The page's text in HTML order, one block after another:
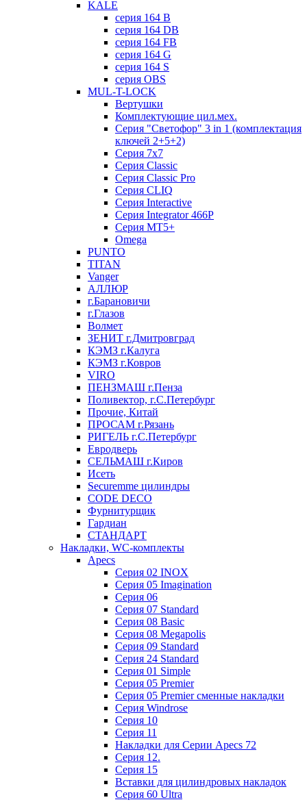
KALE
серия 164 B
серия 164 DB
серия 164 FB
серия 164 G
серия 164 S
серия OBS
MUL-T-LOCK
Вертушки
Комплектующие цил.мех.
Серия "Светофор" 3 in 1 (комплектация
ключей 2+5+2)
Серия 7х7
Серия Classic
Серия Classic Pro
Серия CLIQ
Серия Interactive
Серия Integrator 466P
Серия MT5+
Omega
PUNTO
TITAN
Vanger
АЛЛЮР
г.Барановичи
г.Глазов
Волмет
ЗЕНИТ г.Дмитровград
КЭМЗ г.Калуга
КЭМЗ г.Ковров
VIRO
ПЕНЗМАШ г.Пенза
Поливектор, г.С.Петербург
Прочие, Китай
ПРОСАМ г.Рязань
РИГЕЛЬ г.С.Петербург
Евродверь
СЕЛЬМАШ г.Киров
Исеть
Securemme цилиндры
CODE DECO
Фурнитурщик
Гардиан
СТАНДАРТ
Накладки, WC-комплекты
Apecs
Cерия 02 INOX
Cерия 05 Imagination
Cерия 06
Cерия 07 Standard
Cерия 08 Basic
Cерия 08 Megapolis
Cерия 09 Standard
Cерия 24 Standard
Серия 01 Simple
Серия 05 Premier
Серия 05 Premier сменные накладки
Cерия Windrose
Серия 10
Серия 11
Накладки для Серии Apecs 72
Серия 12.
Серия 15
Вставки для цилиндровых накладок
Серия 60 Ultra